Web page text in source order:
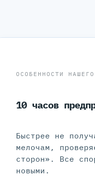
ОСОБЕННОСТИ
10 часов
Быстрее не
мелочам,
сторон». Все
новыми.